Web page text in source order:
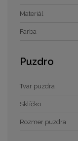
Materiál
Farba
Puzdro
Tvar puzdra
Sklíčko
Rozmer puzdra